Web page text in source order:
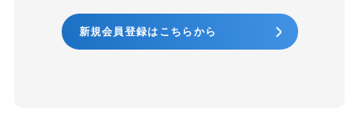
新規会員登録はこちらから